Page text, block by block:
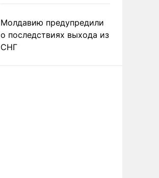
Молдавию предупредили
о последствиях выхода из
СНГ